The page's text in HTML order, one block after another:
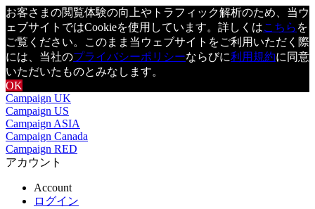
お客さまの閲覧体験の向上やトラフィック解析のため、当ウ
ェブサイトではCookieを使用しています。詳しくはこちら を
ご覧ください。このまま当ウェブサイトをご利用いただく際
には、当社のプライバシーポリシーならびに利用規約に同意
いただいたものとみなします。
OK
Campaign UK
Campaign US
Campaign ASIA
Campaign Canada
Campaign RED
アカウント
Account
ログイン